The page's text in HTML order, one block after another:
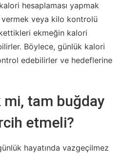
hesaplaması yapmak
veya kilo kontrolü
ekmeğin kalori
Böylece, günlük kalori
edebilirler ve hedeflerine
mi, tam buğday
etmeli?
hayatında vazgeçilmez